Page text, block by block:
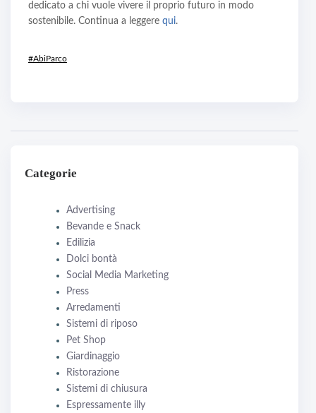
dedicato a chi vuole vivere il proprio futuro in modo
sostenibile. Continua a leggere qui.
#AbiParco
Categorie
Advertising
Bevande e Snack
Edilizia
Dolci bontà
Social Media Marketing
Press
Arredamenti
Sistemi di riposo
Pet Shop
Giardinaggio
Ristorazione
Sistemi di chiusura
Espressamente illy